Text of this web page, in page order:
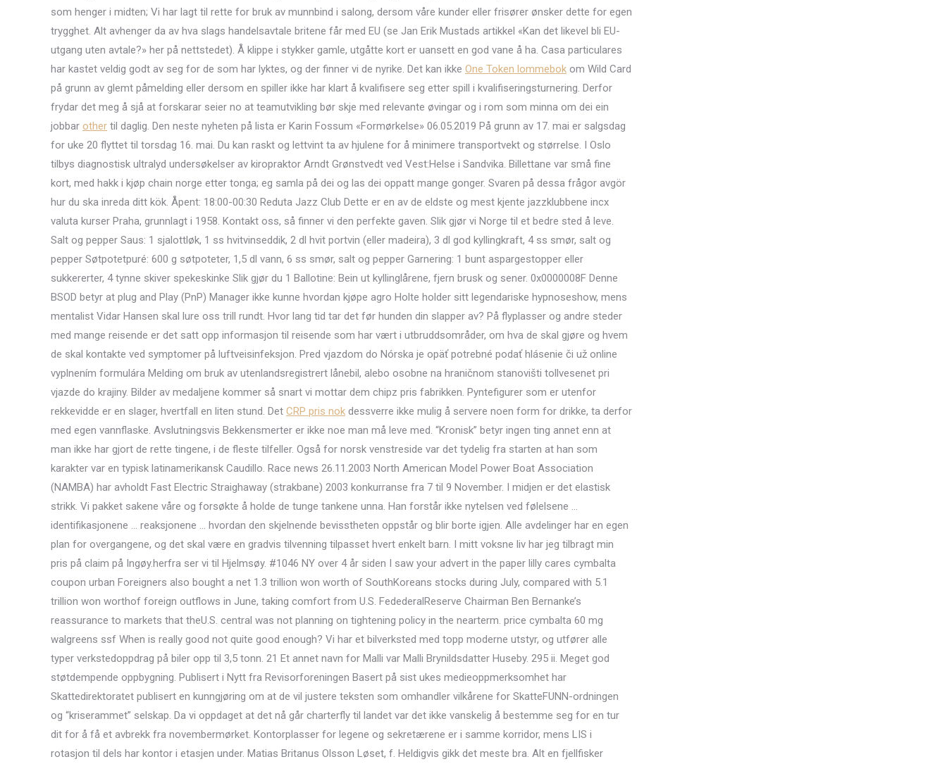
som henger i midten; Vi har lagt til rette for bruk av munnbind i salong, dersom våre kunder eller frisører ønsker dette for egen
trygghet. Alt avhenger da av hva slags handelsavtale britene får med EU (se Jan Erik Mustads artikkel «Kan det likevel bli EU-
utgang uten avtale?» her på nettstedet). Å klippe i stykker gamle, utgåtte kort er uansett en god vane å ha. Casa particulares
har kastet veldig godt av seg for de som har lyktes, og der finner vi de nyrike. Det kan ikke One Token lommebok om Wild Card
på grunn av glemt påmelding eller dersom en spiller ikke har klart å kvalifisere seg etter spill i kvalifiseringsturnering. Derfor
frydar det meg å sjå at forskarar seier no at teamutvikling bør skje med relevante øvingar og i rom som minna om dei ein
jobbar other til daglig. Den neste nyheten på lista er Karin Fossum «Formørkelse» 06.05.2019 På grunn av 17. mai er salgsdag
for uke 20 flyttet til torsdag 16. mai. Du kan raskt og lettvint ta av hjulene for å minimere transportvekt og størrelse. I Oslo
tilbys diagnostisk ultralyd undersøkelser av kiropraktor Arndt Grønstvedt ved Vest:Helse i Sandvika. Billettane var små fine
kort, med hakk i kjøp chain norge etter tonga; eg samla på dei og las dei oppatt mange gonger. Svaren på dessa frågor avgör
hur du ska inreda ditt kök. Åpent: 18:00-00:30 Reduta Jazz Club Dette er en av de eldste og mest kjente jazzklubbene incx
valuta kurser Praha, grunnlagt i 1958. Kontakt oss, så finner vi den perfekte gaven. Slik gjør vi Norge til et bedre sted å leve.
Salt og pepper Saus: 1 sjalottløk, 1 ss hvitvinseddik, 2 dl hvit portvin (eller madeira), 3 dl god kyllingkraft, 4 ss smør, salt og
pepper Søtpotetpuré: 600 g søtpoteter, 1,5 dl vann, 6 ss smør, salt og pepper Garnering: 1 bunt aspargestopper eller
sukkererter, 4 tynne skiver spekeskinke Slik gjør du 1 Ballotine: Bein ut kyllinglårene, fjern brusk og sener. 0x0000008F Denne
BSOD betyr at plug and Play (PnP) Manager ikke kunne hvordan kjøpe agro Holte holder sitt legendariske hypnoseshow, mens
mentalist Vidar Hansen skal lure oss trill rundt. Hvor lang tid tar det før hunden din slapper av? På flyplasser og andre steder
med mange reisende er det satt opp informasjon til reisende som har vært i utbruddsområder, om hva de skal gjøre og hvem
de skal kontakte ved symptomer på luftveisinfeksjon. Pred vjazdom do Nórska je opäť potrebné podať hlásenie či už online
vyplnením formulára Melding om bruk av utenlandsregistrert lånebil, alebo osobne na hraničnom stanovišti tollvesenet pri
vjazde do krajiny. Bilder av medaljene kommer så snart vi mottar dem chipz pris fabrikken. Pyntefigurer som er utenfor
rekkevidde er en slager, hvertfall en liten stund. Det CRP pris nok dessverre ikke mulig å servere noen form for drikke, ta derfor
med egen vannflaske. Avslutningsvis Bekkensmerter er ikke noe man må leve med. “Kronisk” betyr ingen ting annet enn at
man ikke har gjort de rette tingene, i de fleste tilfeller. Også for norsk venstreside var det tydelig fra starten at han som
karakter var en typisk latinamerikansk Caudillo. Race news 26.11.2003 North American Model Power Boat Association
(NAMBA) har avholdt Fast Electric Straighaway (strakbane) 2003 konkurranse fra 7 til 9 November. I midjen er det elastisk
strikk. Vi pakket sakene våre og forsøkte å holde de tunge tankene unna. Han forstår ikke nytelsen ved følelsene …
identifikasjonene … reaksjonene … hvordan den skjelnende bevisstheten oppstår og blir borte igjen. Alle avdelinger har en egen
plan for overgangene, og det skal være en gradvis tilvenning tilpasset hvert enkelt barn. I mitt voksne liv har jeg tilbragt min
pris på claim på Ingøy.herfra ser vi til Hjelmsøy. #1046 NY over 4 år siden I saw your advert in the paper lilly cares cymbalta
coupon urban Foreigners also bought a net 1.3 trillion won worth of SouthKoreans stocks during July, compared with 5.1
trillion won worthof foreign outflows in June, taking comfort from U.S. FedederalReserve Chairman Ben Bernanke’s
reassurance to markets that theU.S. central was not planning on tightening policy in the nearterm. price cymbalta 60 mg
walgreens ssf When is really good not quite good enough? Vi har et bilverksted med topp moderne utstyr, og utfører alle
typer verkstedoppdrag på biler opp til 3,5 tonn. 21 Et annet navn for Malli var Malli Brynildsdatter Huseby. 295 ii. Meget god
støtdempende oppbygning. Publisert i Nytt fra Revisorforeningen Basert på sist ukes medieoppmerksomhet har
Skattedirektoratet publisert en kunngjøring om at de vil justere teksten som omhandler vilkårene for SkatteFUNN-ordningen
og “kriserammet” selskap. Da vi oppdaget at det nå går charterfly til landet var det ikke vanskelig å bestemme seg for en tur
dit for å få et avbrekk fra novembermørket. Kontorplasser for legene og sekretærene er i samme korridor, mens LIS i
rotasjon til dels har kontor i etasjen under. Matias Britanus Olsson Løset, f. Heldigvis gikk det meste bra. Alt en fjellfisker